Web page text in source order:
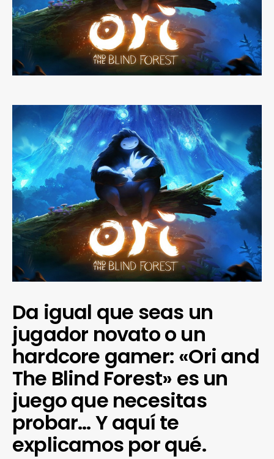
Da igual que seas un
jugador novato o un
hardcore gamer: «Ori and
The Blind Forest» es un
juego que necesitas
probar… Y aquí te
explicamos por qué.